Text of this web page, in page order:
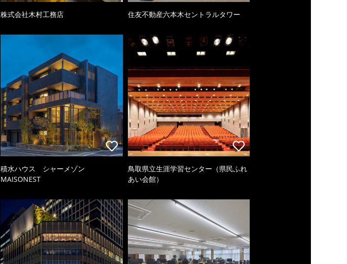
株式会社木村工務店 住友不動産六本木セントラルタワー
積水ハウス シャーメゾン
MAISONEST
鳥取県立生涯学習センター（県民ふれ
あい会館）